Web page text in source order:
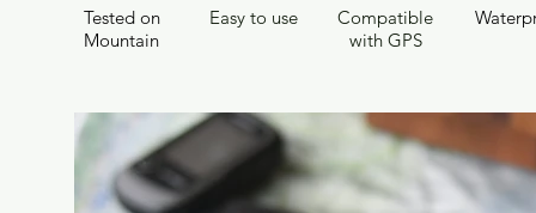
Tested on
Mountain
Easy to use
Compatible
with GPS